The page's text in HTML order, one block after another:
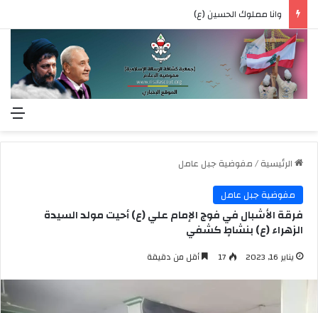
وانا مملوك الحسين (ع)
الرئيسية/مفوضية جبل عامل
مفوضية جبل عامل
فرقة الأشبال في فوج الإمام علي (ع) أحيت مولد السيدة
الزهراء (ع) بنشاطٍ كشفي
يناير 16, 2023 17 أقل من دقيقة